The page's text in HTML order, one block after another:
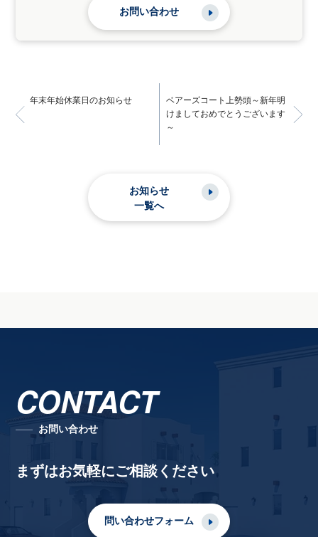
お問い合わせ
年末年始休業日のお知らせ
ベアーズコート上勢頭～新年明
けましておめでとうございます
～
お知らせ
一覧へ
CONTACT
お問い合わせ
まずはお気軽にご相談ください
問い合わせフォーム